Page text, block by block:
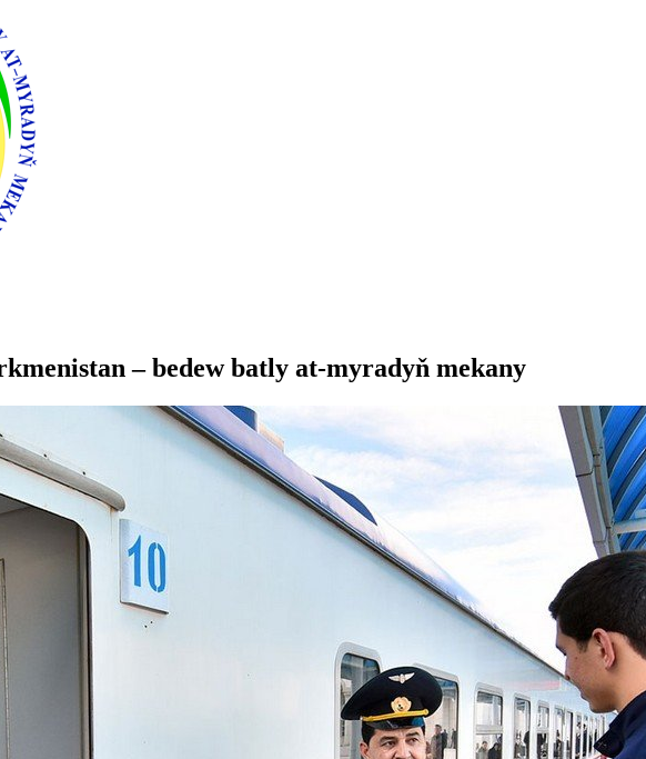
– bedew batly at-myradyň mekany